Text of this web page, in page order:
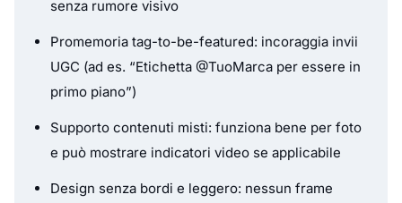
senza rumore visivo
Promemoria tag-to-be-featured: incoraggia invii
UGC (ad es. “Etichetta @TuoMarca per essere in
primo piano”)
Supporto contenuti misti: funziona bene per foto
e può mostrare indicatori video se applicabile
Design senza bordi e leggero: nessun frame